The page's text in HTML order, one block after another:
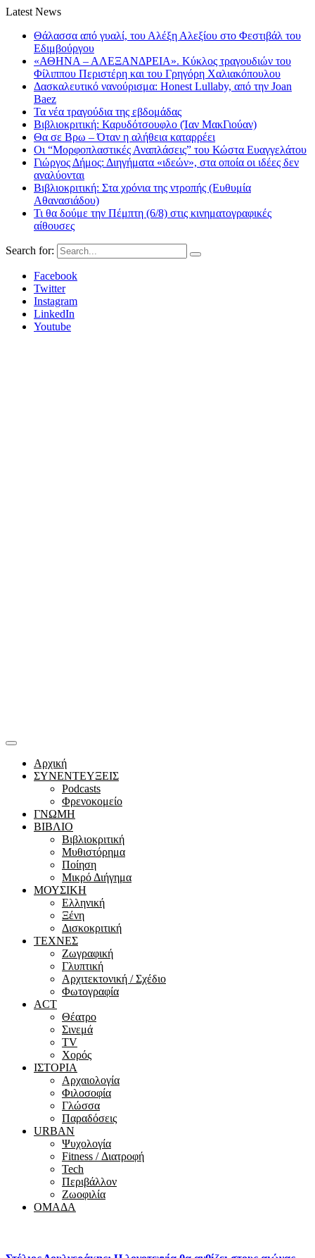
Latest News
Θάλασσα από γυαλί, του Αλέξη Αλεξίου στο Φεστιβάλ του
Εδιμβούργου
«ΑΘΗΝΑ – ΑΛΕΞΑΝΔΡΕΙΑ». Κύκλος τραγουδιών του
Φίλιππου Περιστέρη και του Γρηγόρη Χαλιακόπουλου
Δασκαλευτικό νανούρισμα: Honest Lullaby, από την Joan
Baez
Τα νέα τραγούδια της εβδομάδας
Βιβλιοκριτική: Καρυδότσουφλο (Ίαν ΜακΓιούαν)
Θα σε Βρω – Όταν η αλήθεια καταρρέει
Οι “Μορφοπλαστικές Αναπλάσεις” του Κώστα Ευαγγελάτου
Γιώργος Δήμος: Διηγήματα «ιδεών», στα οποία οι ιδέες δεν
αναλύονται
Βιβλιοκριτική: Στα χρόνια της ντροπής (Ευθυμία
Αθανασιάδου)
Τι θα δούμε την Πέμπτη (6/8) στις κινηματογραφικές
αίθουσες
Search for:
Facebook
Twitter
Instagram
LinkedIn
Youtube
Αρχική
ΣΥΝΕΝΤΕΥΞΕΙΣ
Podcasts
Φρενοκομείο
ΓΝΩΜΗ
ΒΙΒΛΙΟ
Βιβλιοκριτική
Μυθιστόρημα
Ποίηση
Μικρό Διήγημα
ΜΟΥΣΙΚΗ
Ελληνική
Ξένη
Δισκοκριτική
ΤΕΧΝΕΣ
Ζωγραφική
Γλυπτική
Αρχιτεκτονική / Σχέδιο
Φωτογραφία
ACT
Θέατρο
Σινεμά
ΤV
Χορός
ΙΣΤΟΡΙΑ
Αρχαιολογία
Φιλοσοφία
Γλώσσα
Παραδόσεις
URBAN
Ψυχολογία
Fitness / Διατροφή
Tech
Περιβάλλον
Ζωοφιλία
ΟΜΑΔΑ